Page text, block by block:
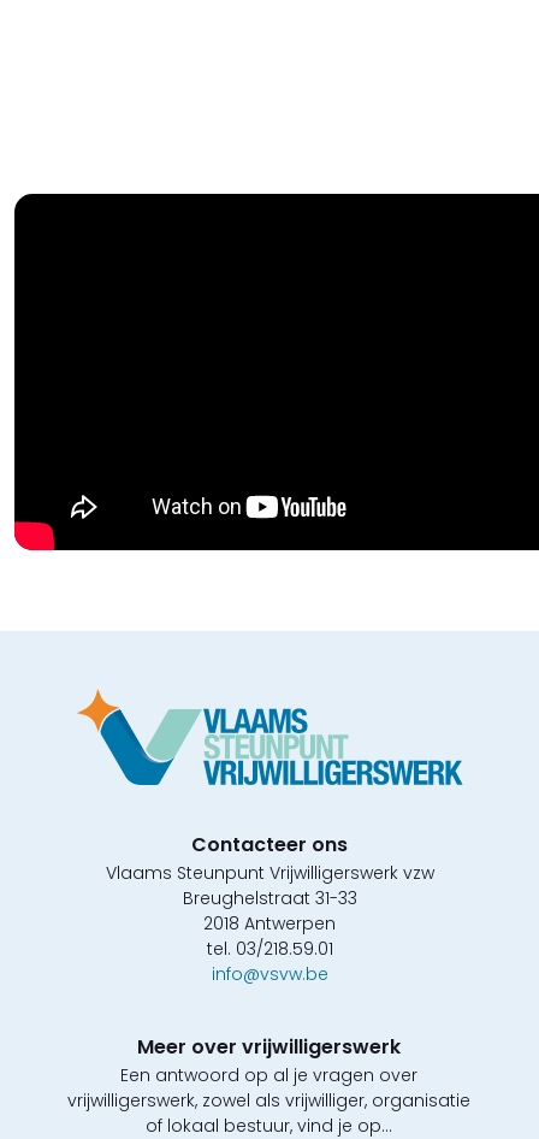
Contacteer ons
Vlaams Steunpunt Vrijwilligerswerk vzw
Breughelstraat 31-33
2018 Antwerpen
tel. 03/218.59.01
info@vsvw.be
Meer over vrijwilligerswerk
Een antwoord op al je vragen over
vrijwilligerswerk, zowel als vrijwilliger, organisatie
of lokaal bestuur, vind je op...